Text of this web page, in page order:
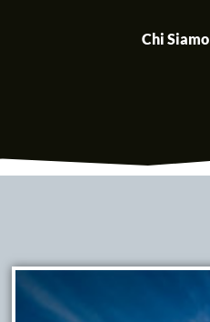
Chi Siamo